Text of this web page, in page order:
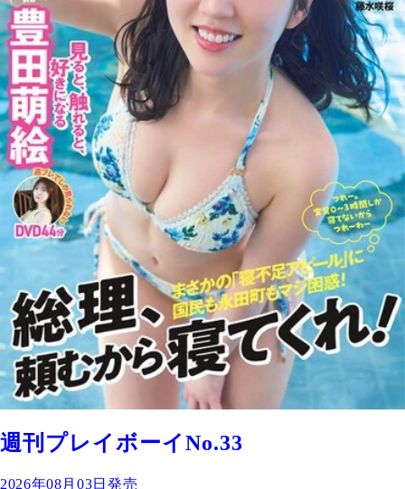
週刊プレイボーイNo.33
2026年08月03日発売